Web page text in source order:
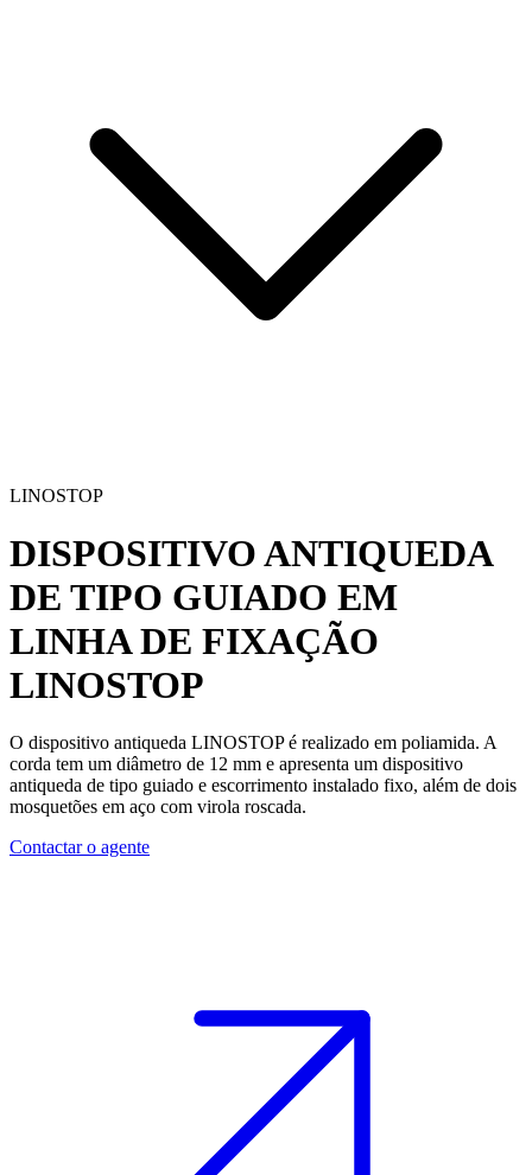
LINOSTOP
DISPOSITIVO ANTIQUEDA
DE TIPO GUIADO EM
LINHA DE FIXAÇÃO
LINOSTOP
O dispositivo antiqueda LINOSTOPé realizado em poliamida. A
corda tem um diâmetro de 12 mm e apresenta um dispositivo
antiqueda de tipo guiado e escorrimento instalado fixo, além de dois
mosquetões em aço com virola roscada.
Contactar o agente